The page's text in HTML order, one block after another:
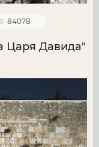
84078
Царя Давида"